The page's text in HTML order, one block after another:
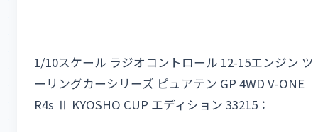
1/10スケール ラジオコントロール 12-15エンジン ツ
ーリングカーシリーズ ピュアテン GP 4WD V-ONE
R4s Ⅱ KYOSHO CUP エディション 33215：